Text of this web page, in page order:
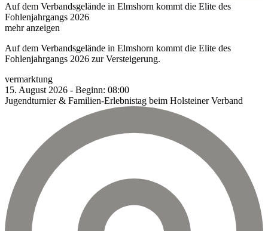
Auf dem Verbandsgelände in Elmshorn kommt die Elite des
Fohlenjahrgangs 2026
mehr anzeigen
Auf dem Verbandsgelände in Elmshorn kommt die Elite des
Fohlenjahrgangs 2026 zur Versteigerung.
vermarktung
15. August 2026 - Beginn: 08:00
Jugendturnier & Familien-Erlebnistag beim Holsteiner Verband